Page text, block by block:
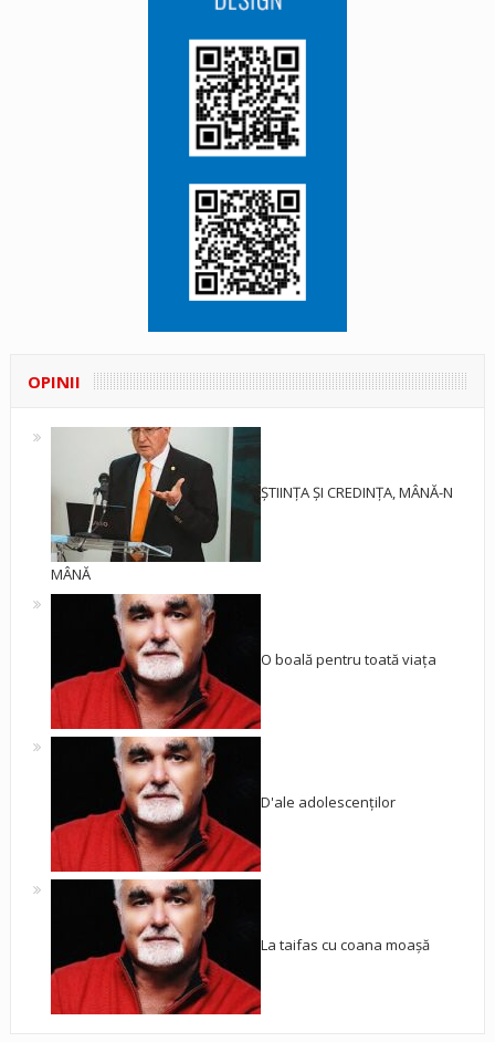
OPINII
ȘTIINȚA ȘI CREDINȚA, MÂNĂ-N
MÂNĂ
O boală pentru toată viața
D'ale adolescenților
La taifas cu coana moașă